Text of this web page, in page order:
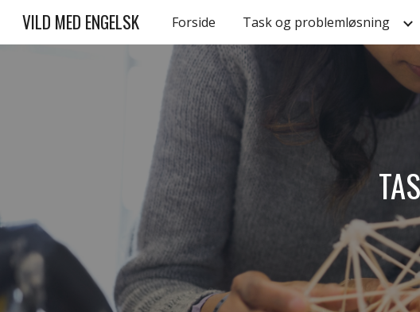
Skip to main
VILD MED ENGELSK Forside Task og problemløsning